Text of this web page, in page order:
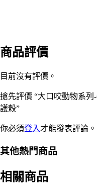
商品評價
目前沒有評價。
搶先評價 “大口咬動物系
護殼”
你必須登入才能發表評論。
其他熱門商品
相關商品